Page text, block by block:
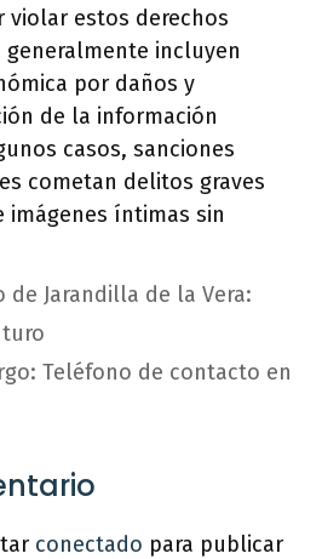
violar estos derechos
generalmente incluyen
por daños y
de la información
casos, sanciones
cometan delitos graves
íntimas sin
de Jarandilla de la Vera:
Teléfono de contacto en
conectado para publicar